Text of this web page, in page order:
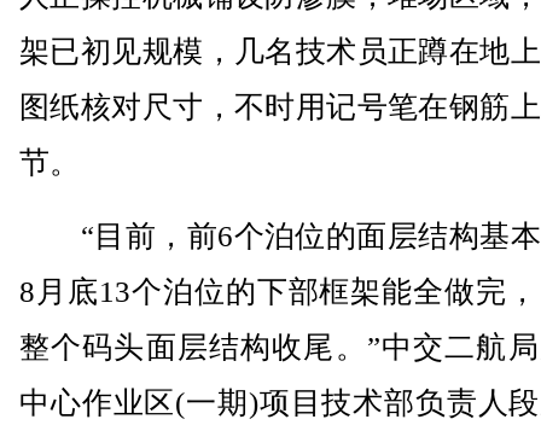
架已初见规模，几名技术员正蹲在地
图纸核对尺寸，不时用记号笔在钢筋
节。
“目前，前6个泊位的面层结构基
8月底13个泊位的下部框架能全做完
整个码头面层结构收尾。”中交二航
中心作业区(一期)项目技术部负责人